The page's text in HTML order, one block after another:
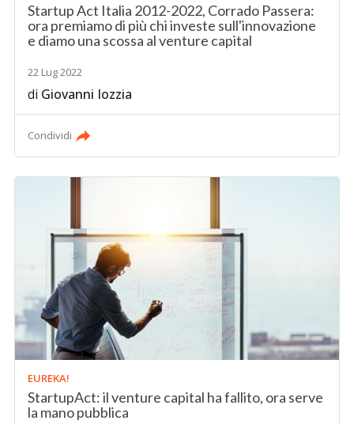
Startup Act Italia 2012-2022, Corrado Passera:
ora premiamo di più chi investe sull'innovazione
e diamo una scossa al venture capital
22 Lug 2022
di Giovanni Iozzia
Condividi
EUREKA!
StartupAct: il venture capital ha fallito, ora serve
la mano pubblica